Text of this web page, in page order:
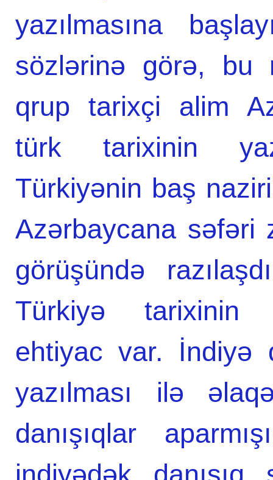
yazılmasına
sözlərinə görə, bu
qrup tarixçi alim
türk tarixinin
Türkiyənin baş
Azərbaycana səfəri
görüşündə
Türkiyə tarixinin
ehtiyac var. İndiyə
yazılması ilə
danışıqlar